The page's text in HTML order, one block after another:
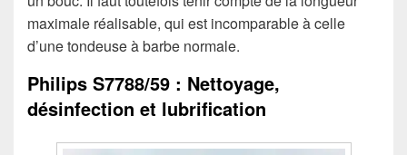
maximale réalisable, qui est incomparable à celle
d’une tondeuse à barbe normale.
Philips S7788/59 : Nettoyage,
désinfection et lubrification